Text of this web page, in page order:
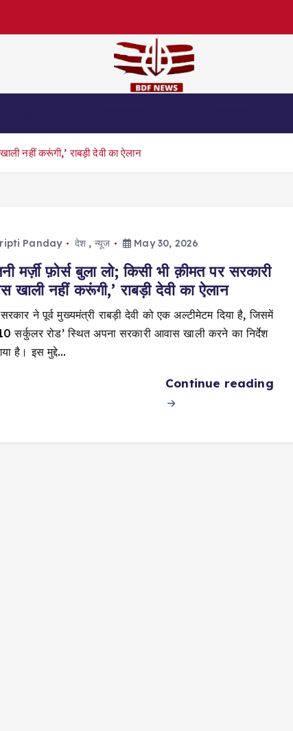
नहीं करूंगी,’ राबड़ी देवी का ऐलान
Panday देश , न्यूज May 30, 2026
मर्ज़ी फ़ोर्स बुला लो; किसी भी क़ीमत पर सरकारी
खाली नहीं करूंगी,’ राबड़ी देवी का ऐलान
सरकार ने पूर्व मुख्यमंत्री राबड़ी देवी को एक अल्टीमेटम दिया है, जिसमें
सर्कुलर रोड’ स्थित अपना सरकारी आवास खाली करने का निर्देश
है। इस मुद्दे…
Continue reading